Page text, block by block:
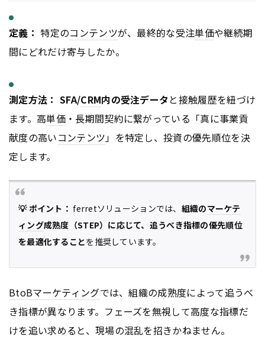
定義： 特定のコンテンツが、最終的な受注単価や継続期
間にどれだけ寄与したか。
測定方法： SFA/CRM内の受注データと接触履歴を紐づけ
ます。高単価・長期間契約に繋がっている「真に事業貢
献度の高いコンテンツ 」を特定し、投資の優先順位を決
定します。
💡 ポイント： ferretソリューションでは、 組織のマーケテ
ィング成熟度（STEP）に応じて、追うべき指標の優先順位
を最適化することを推奨しています。
BtoBマーケティングでは、組織の成熟度によって追うべ
き指標が異なります。フェーズを無視して高度な指標だ
けを追い求めると、現場の混乱を招きかねません。